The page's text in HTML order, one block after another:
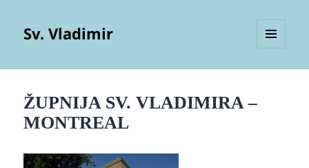
Sv. Vladimir
ŽUPNIJA SV. VLADIMIRA –
MONTREAL